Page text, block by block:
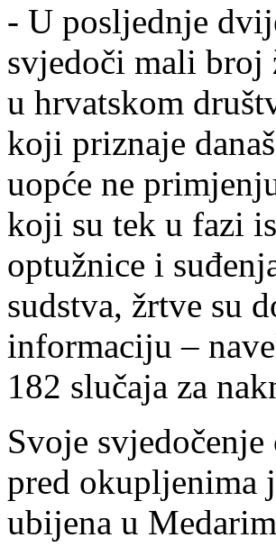
- U posljednje
svjedoči mali broj
u hrvatskom
koji priznaje
uopće ne
koji su tek u fazi
optužnice i
sudstva, žrtve su
informaciju –
182 slučaja za
Svoje
pred
ubijena u